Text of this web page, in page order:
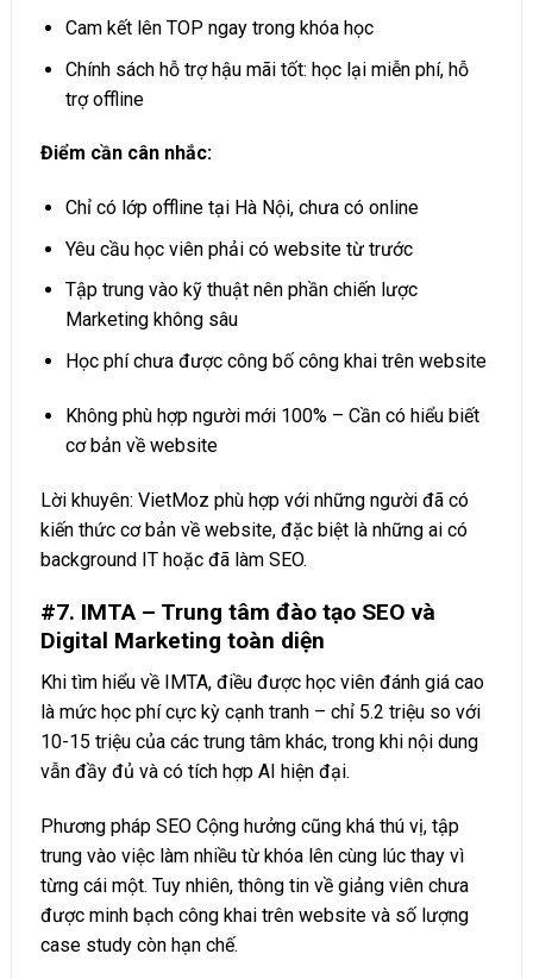
Cam kết lên TOP ngay trong khóa học
Chính sách hỗ trợ hậu mãi tốt: học lại miễn phí, hỗ
trợ offline
Điểm cần cân nhắc:
Chỉ có lớp offline tại Hà Nội, chưa có online
Yêu cầu học viên phải có website từ trước
Tập trung vào kỹ thuật nên phần chiến lược
Marketing không sâu
Học phí chưa được công bố công khai trên website
Không phù hợp người mới 100% – Cần có hiểu biết
cơ bản về website
Lời khuyên: VietMoz phù hợp với những người đã có
kiến thức cơ bản về website, đặc biệt là những ai có
background IT hoặc đã làm SEO.
#7. IMTA – Trung tâm đào tạo SEO và
Digital Marketing toàn diện
Khi tìm hiểu về IMTA, điều được học viên đánh giá cao
là mức học phí cực kỳ cạnh tranh – chỉ 5.2 triệu so với
10-15 triệu của các trung tâm khác, trong khi nội dung
vẫn đầy đủ và có tích hợp AI hiện đại.
Phương pháp SEO Cộng hưởng cũng khá thú vị, tập
trung vào việc làm nhiều từ khóa lên cùng lúc thay vì
từng cái một. Tuy nhiên, thông tin về giảng viên chưa
được minh bạch công khai trên website và số lượng
case study còn hạn chế.